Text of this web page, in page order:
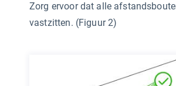
Zorg ervoor dat alle
vastzitten. (Figuur 2)